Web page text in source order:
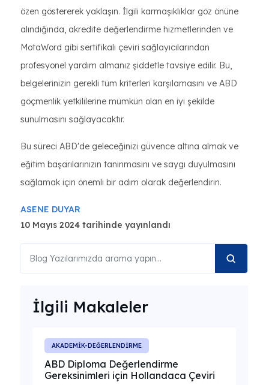
özen göstererek yaklaşın. İlgili karmaşıklıklar göz önüne
alındığında, akredite değerlendirme hizmetlerinden ve
MotaWord gibi sertifikalı çeviri sağlayıcılarından
profesyonel yardım almanız şiddetle tavsiye edilir. Bu,
belgelerinizin gerekli tüm kriterleri karşılamasını ve ABD
göçmenlik yetkililerine mümkün olan en iyi şekilde
sunulmasını sağlayacaktır.
Bu süreci ABD'de geleceğinizi güvence altına almak ve
eğitim başarılarınızın tanınmasını ve saygı duyulmasını
sağlamak için önemli bir adım olarak değerlendirin.
ASENE DUYAR
10 Mayıs 2024 tarihinde yayınlandı
İlgili Makaleler
AKADEMİK-DEĞERLENDİRME
ABD Diploma Değerlendirme
Gereksinimleri için Hollandaca Çeviri